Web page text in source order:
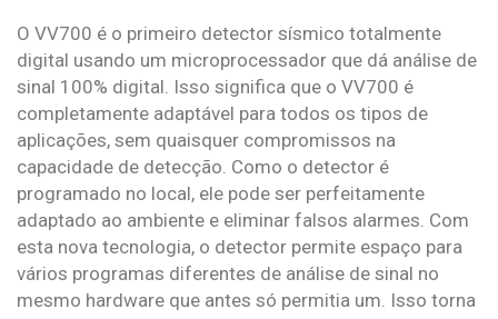
O VV700 é o primeiro detector sísmico totalmente
digital usando um microprocessador que dá análise de
sinal 100% digital. Isso significa que o VV700 é
completamente adaptável para todos os tipos de
aplicações, sem quaisquer compromissos na
capacidade de detecção. Como o detector é
programado no local, ele pode ser perfeitamente
adaptado ao ambiente e eliminar falsos alarmes. Com
esta nova tecnologia, o detector permite espaço para
vários programas diferentes de análise de sinal no
mesmo hardware que antes só permitia um. Isso torna